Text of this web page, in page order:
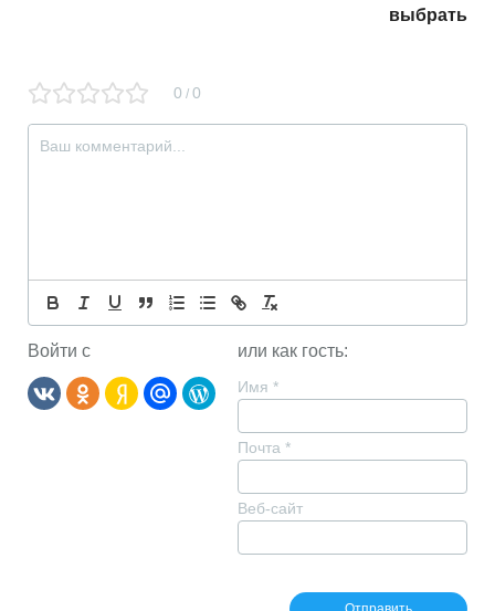
выбрать
0 / 0
Войти с или как гость:
Имя *
Почта *
Веб-сайт